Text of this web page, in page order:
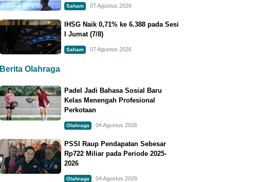
Saham 07 Agustus 2026
IHSG Naik 0,71% ke 6.388 pada Sesi
I Jumat (7/8)
Saham 07 Agustus 2026
Berita Olahraga
Padel Jadi Bahasa Sosial Baru
Kelas Menengah Profesional
Perkotaan
Olahraga 04 Agustus 2026
PSSI Raup Pendapatan Sebesar
Rp722 Miliar pada Periode 2025-
2026
Olahraga 04 Agustus 2026